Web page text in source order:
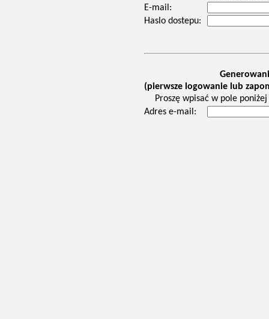
E-mail:
Haslo dostepu:
(pierwsze logowanie lub
Proszę wpisać w pole
Adres e-mail: